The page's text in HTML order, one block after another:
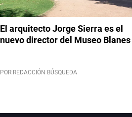
El arquitecto Jorge Sierra es el
nuevo director del Museo Blanes
POR REDACCIÓN BÚSQUEDA